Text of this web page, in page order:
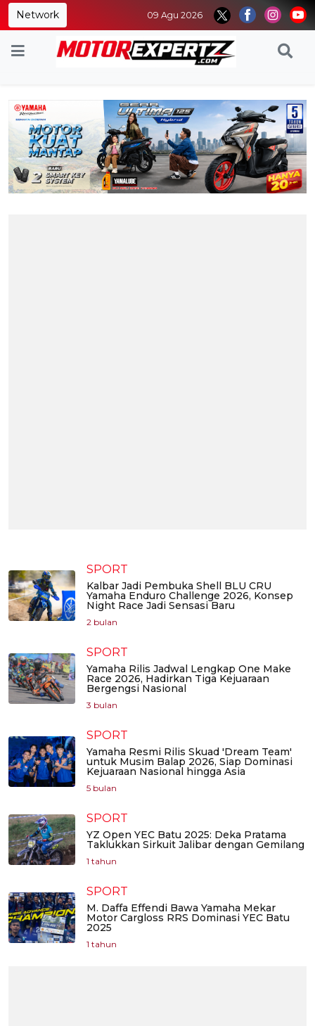
Network 09 Agu 2026
SPORT
Kalbar Jadi Pembuka Shell BLU CRU
Yamaha Enduro Challenge 2026, Konsep
Night Race Jadi Sensasi Baru
2 bulan
SPORT
Yamaha Rilis Jadwal Lengkap One Make
Race 2026, Hadirkan Tiga Kejuaraan
Bergengsi Nasional
3 bulan
SPORT
Yamaha Resmi Rilis Skuad 'Dream Team'
untuk Musim Balap 2026, Siap Dominasi
Kejuaraan Nasional hingga Asia
5 bulan
SPORT
YZ Open YEC Batu 2025: Deka Pratama
Taklukkan Sirkuit Jalibar dengan Gemilang
1 tahun
SPORT
M. Daffa Effendi Bawa Yamaha Mekar
Motor Cargloss RRS Dominasi YEC Batu
2025
1 tahun